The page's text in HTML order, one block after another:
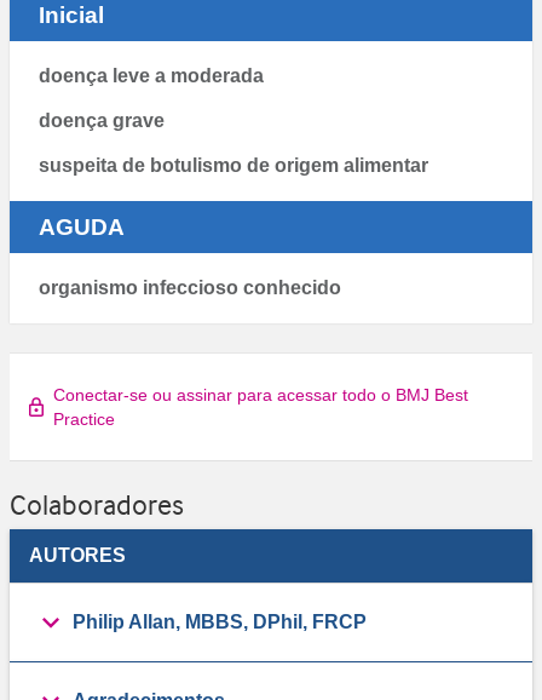
Inicial
doença leve a moderada
doença grave
suspeita de botulismo de origem alimentar
AGUDA
organismo infeccioso conhecido
Conectar-se ou assinar para acessar todo o BMJ Best
Practice
Colaboradores
AUTORES
Philip Allan, MBBS, DPhil, FRCP